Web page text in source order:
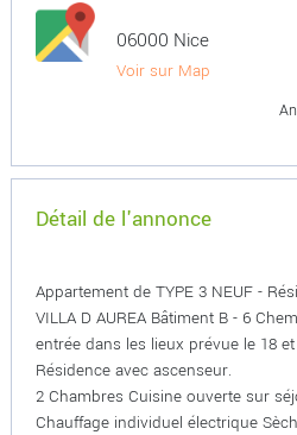
06000 Nice
Voir sur Map
Détail de l'annonce
Appartement de TYPE 3 NEUF -
VILLA D AUREA Bâtiment B - 6
entrée dans les lieux prévue le 18
Résidence avec ascenseur.
2 Chambres Cuisine ouverte sur
Chauffage individuel électrique